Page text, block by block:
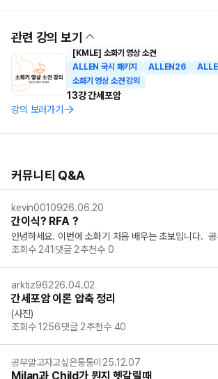
관련 강의 보기
[KMLE] 소화기 영상 소견
ALLEN 국시 패키지
ALLEN26
소화기 영상 소견 강의
13강 간세포암
강의 보러가기
커뮤니티 Q&A
kevin0010926.06.20
간이식? RFA ?
안녕하세요. 이번에 소화기 처음 배우는 초보입니다.  공
있어서 질문드립니다. 만약  간 우엽에 3cm 이하
조회수 241 댓글 2추천수 0
arktiz96226.04.02
간세포암 이론 압축 정리
(사진)
조회수1256댓글 2추천수 40
공부말고자고싶은퉁퉁이25.12.07
Milan과 Child가 뭔지 헷갈릴때